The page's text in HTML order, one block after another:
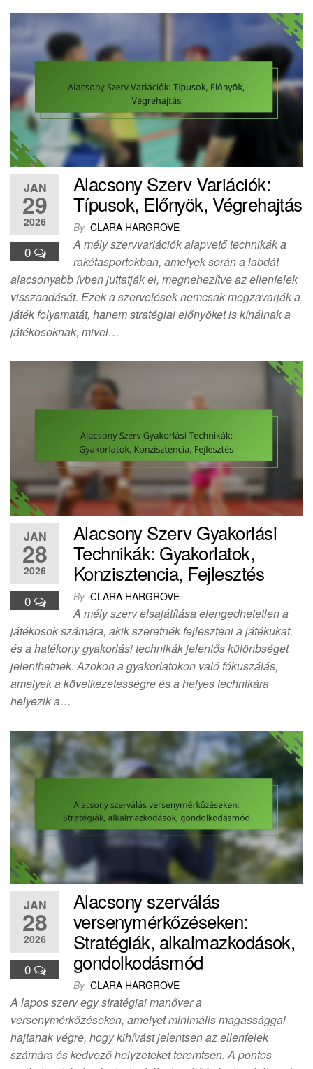
JAN
29
2026
0
Alacsony Szerv Variációk:
Típusok, Előnyök, Végrehajtás
By CLARA HARGROVE
A mély szervvariációk alapvető technikák a
rakétasportokban, amelyek során a labdát
alacsonyabb ívben juttatják el, megnehezítve az ellenfelek
visszaadását. Ezek a szervelések nemcsak megzavarják a
játék folyamatát, hanem stratégiai előnyöket is kínálnak a
játékosoknak, mivel…
JAN
28
2026
0
Alacsony Szerv Gyakorlási
Technikák: Gyakorlatok,
Konzisztencia, Fejlesztés
By CLARA HARGROVE
A mély szerv elsajátítása elengedhetetlen a
játékosok számára, akik szeretnék fejleszteni a játékukat,
és a hatékony gyakorlási technikák jelentős különbséget
jelenthetnek. Azokon a gyakorlatokon való fókuszálás,
amelyek a következetességre és a helyes technikára
helyezik a…
JAN
28
2026
0
Alacsony szerválás
versenymérkőzéseken:
Stratégiák, alkalmazkodások,
gondolkodásmód
By CLARA HARGROVE
A lapos szerv egy stratégiai manőver a
versenymérkőzéseken, amelyet minimális magassággal
hajtanak végre, hogy kihívást jelentsen az ellenfelek
számára és kedvező helyzeteket teremtsen. A pontos